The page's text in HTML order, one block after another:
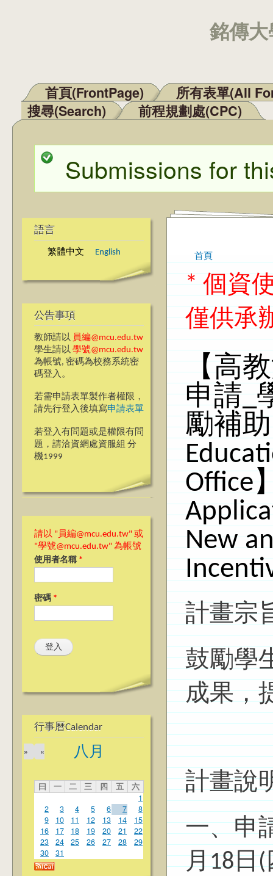
銘傳
主選單
首頁(FrontPage)
所有表單(All
搜尋(Search)
前程規劃處(CPC)
狀態訊息
Submissions for
語言
繁體中文 English
公告事項
教師請以 員編@mcu.edu.tw
學生請以 學號@mcu.edu.tw
為帳號, 密碼為校務系統密
碼登入。
若需申請表單製作者權限，
請先行登入後填寫申請表單
若登入有問題或是權限有問
題，請洽資網處資服組 分
機1999
請以 "員編@mcu.edu.tw" 或
"學號@mcu.edu.tw" 為帳號
使用者名稱 *
密碼 *
行事曆Calendar
八月
«
»
曰 一 二 三 四 五
六
1
2
3 4 5 6 7
8
9
10 11 12 13 14
15
16
17 18 19 20 21
22
23
24 25 26 27 28
29
30
31
您在這裡
首頁
* 個資
僅供承
【高
申請_
勵補
Office
New
計畫宗
鼓勵學
成果，
計畫說
一、申
月18日(